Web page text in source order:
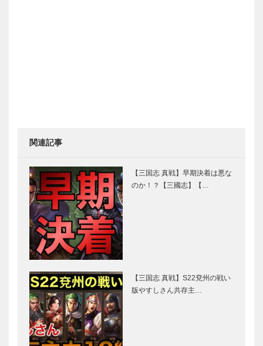
関連記事
【三国志 真戦】早期決着は悪な
のか！？【三國志】【…
【三国志 真戦】S22兗州の戦い
版やすしさん共存主…